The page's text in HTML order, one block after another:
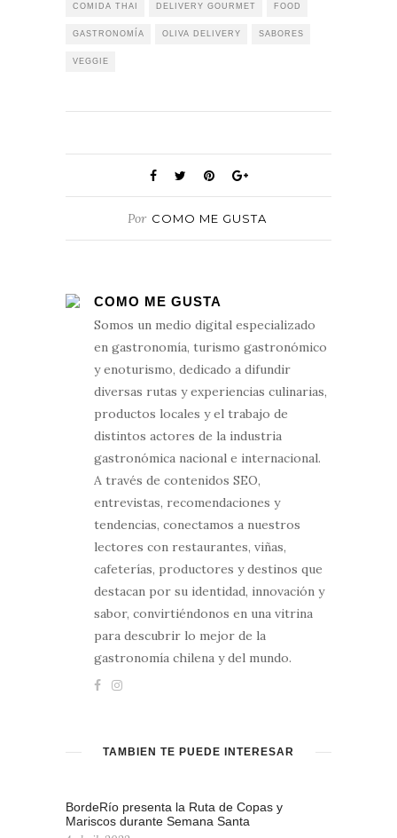
COMIDA THAI DELIVERY GOURMET FOOD
GASTRONOMÍA OLIVA DELIVERY SABORES
VEGGIE
Por COMO ME GUSTA
COMO ME GUSTA
Somos un medio digital especializado
en gastronomía, turismo gastronómico
y enoturismo, dedicado a difundir
diversas rutas y experiencias culinarias,
productos locales y el trabajo de
distintos actores de la industria
gastronómica nacional e internacional.
A través de contenidos SEO,
entrevistas, recomendaciones y
tendencias, conectamos a nuestros
lectores con restaurantes, viñas,
cafeterías, productores y destinos que
destacan por su identidad, innovación y
sabor, convirtiéndonos en una vitrina
para descubrir lo mejor de la
gastronomía chilena y del mundo.
TAMBIÉN TE PUEDE INTERESAR
BordeRío presenta la Ruta de Copas y
Mariscos durante Semana Santa